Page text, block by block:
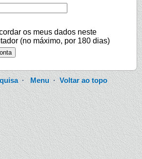
os meus dados neste
(no máximo, por 180 dias)
·Menu·Voltar ao topo